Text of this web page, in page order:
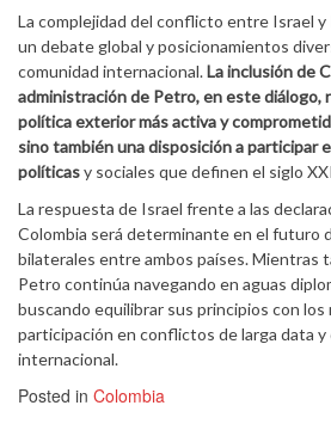
La complejidad del conflicto entre Israel y
un debate global y posicionamientos
comunidad internacional. La inclusión de
administración de Petro, en este diálogo,
política exterior más activa y
sino también una disposición a participar
políticasy sociales que definen el siglo
La respuesta de Israel frente a las
Colombia será determinante en el futuro
bilaterales entre ambos países. Mientras
Petro continúa navegando en aguas
buscando equilibrar sus principios con los
participación en conflictos de larga data y
internacional.
Posted in Colombia